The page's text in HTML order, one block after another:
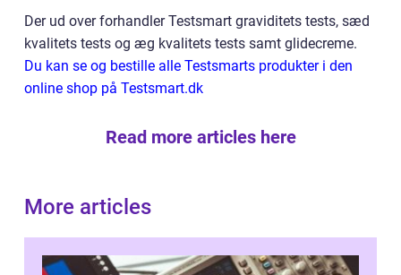
Der ud over forhandler Testsmart graviditets tests, sæd
kvalitets tests og æg kvalitets tests samt glidecreme.
Du kan se og bestille alle Testsmarts produkter i den
online shop på Testsmart.dk
Read more articles here
More articles